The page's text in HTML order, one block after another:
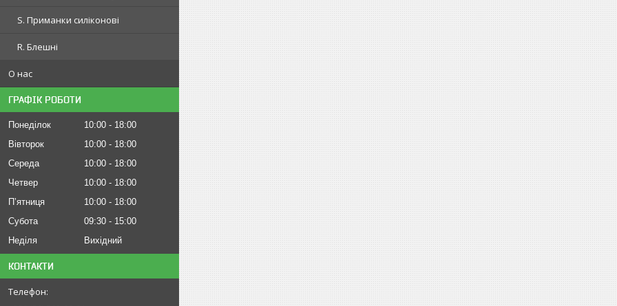
S. Приманки силіконові
R. Блешні
О нас
ГРАФІК РОБОТИ
Понеділок 10:00
18:00
Вівторок
10:00
18:00
Середа
10:00
18:00
Четвер
10:00
18:00
Пʼятниця
10:00
18:00
Субота
09:30
15:00
Неділя
Вихідний
КОНТАКТИ